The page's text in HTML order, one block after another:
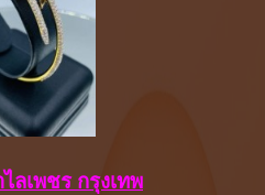
ลเพชร กรุงเทพ